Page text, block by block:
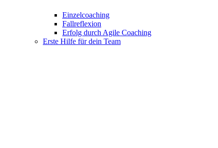
Einzelcoaching
Fallreflexion
Erfolg durch Agile Coaching
Erste Hilfe für dein Team